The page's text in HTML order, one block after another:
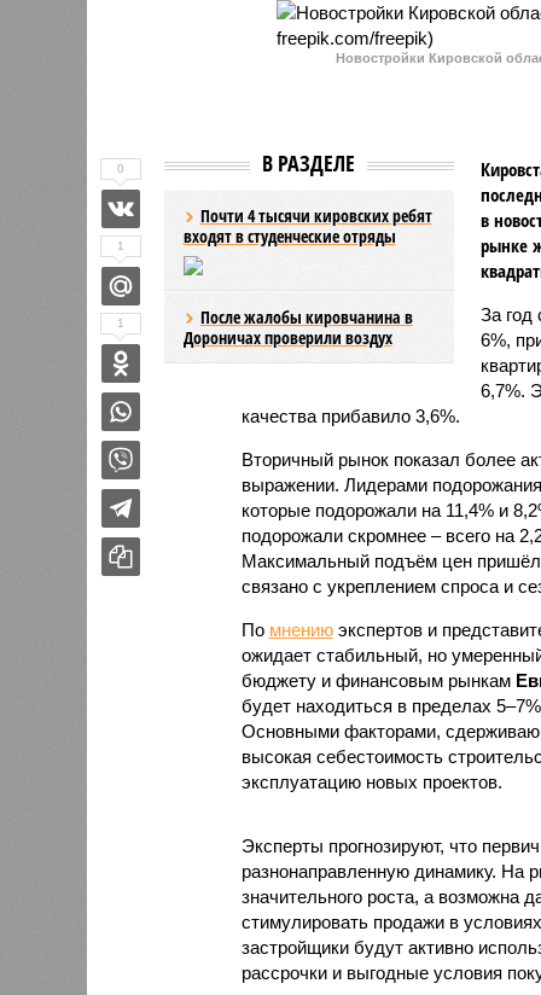
Новостройки Кировской
В РАЗДЕЛЕ
Почти 4 тысячи кировских ребят
входят в студенческие отряды
После жалобы кировчанина в
Дороничах проверили воздух
в
рынке
За год
6%,
6,7%.
качества прибавило 3,6%.
Вторичный рынок показал более
выражении. Лидерами
которые подорожали на 11,4% и
подорожали скромнее – всего на
Максимальный подъём цен
связано с укреплением спроса и
По мнениюэкспертов и
ожидает стабильный, но
бюджету и финансовым рынкам
будет находиться в пределах
Основными факторами,
высокая себестоимость
эксплуатацию новых проектов.
Эксперты прогнозируют, что
разнонаправленную динамику. На
значительного роста, а возможна
стимулировать продажи в
застройщики будут активно
рассрочки и выгодные условия
0
1
1